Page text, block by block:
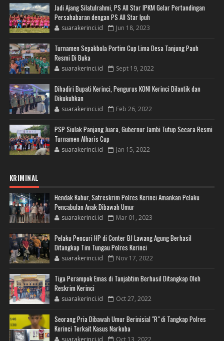
Jadi Ajang Silatulrahmi, PS All Star IPKM Gelar Pertandingan
Persahabaran dengan PS All Star Ipuh
suarakerinci.id Jun 18, 2023
Turnamen Sepakbola Portim Cup Lima Desa Tanjung Pauh
Resmi Di Buka
suarakerinci.id Sept 19, 2022
Dihadiri Bupati Kerinci, Pengurus KONI Kerinci Dilantik dan
Dikukuhkan
suarakerinci.id Feb 26, 2022
PSP Siulak Panjang Juara, Gubernur Jambi Tutup Secara Resmi
Turnamen Alharis Cup
suarakerinci.id Jan 15, 2022
KRIMINAL
Hendak Kabur, Satreskrim Polres Kerinci Amankan Pelaku
Pencabulan Anak Dibawah Umur
suarakerinci.id Mar 01, 2023
Pelaku Pencuri HP di Conter BJ Lawang Agung Berhasil
Ditangkap Tim Tungau Polres Kerinci
suarakerinci.id Nov 17, 2022
Tiga Perampok Emas di Tanjabtim Berhasil Ditangkap Oleh
Reskrim Kerinci
suarakerinci.id Oct 27, 2022
Seorang Pria Dibawah Umur Berinisial "R" di Tangkap Polres
Kerinci Terkait Kasus Narkoba